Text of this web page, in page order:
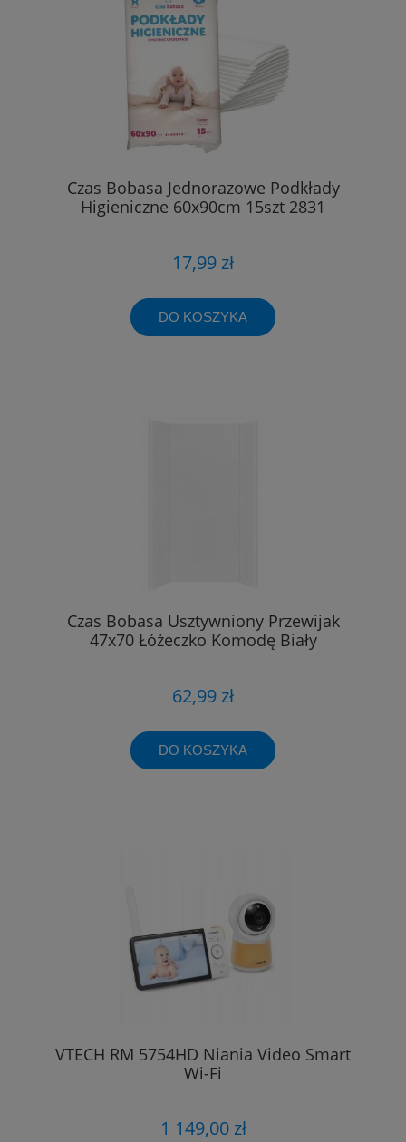
Czas Bobasa Jednorazowe Podkłady
Higieniczne 60x90cm 15szt 2831
17,99 zł
DO KOSZYKA
Czas Bobasa Usztywniony Przewijak
47x70 Łóżeczko Komodę Biały
62,99 zł
DO KOSZYKA
VTECH RM 5754HD Niania Video Smart
Wi-Fi
1 149,00 zł